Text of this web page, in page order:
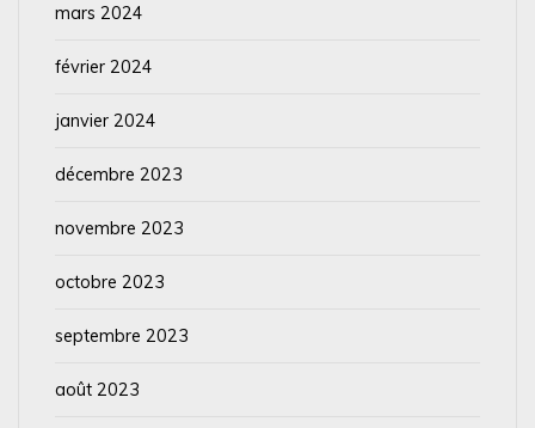
mars 2024
février 2024
janvier 2024
décembre 2023
novembre 2023
octobre 2023
septembre 2023
août 2023